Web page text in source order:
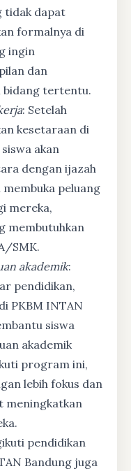
tidak dapat
formalnya di
ingin
dan
bidang tertentu.
: Setelah
kesetaraan di
akan
dengan ijazah
peluang
mereka,
membutuhkan
SMK.
akademik:
pendidikan,
PKBM INTAN
siswa
akademik
program ini,
lebih fokus dan
meningkatkan
pendidikan
Bandung juga